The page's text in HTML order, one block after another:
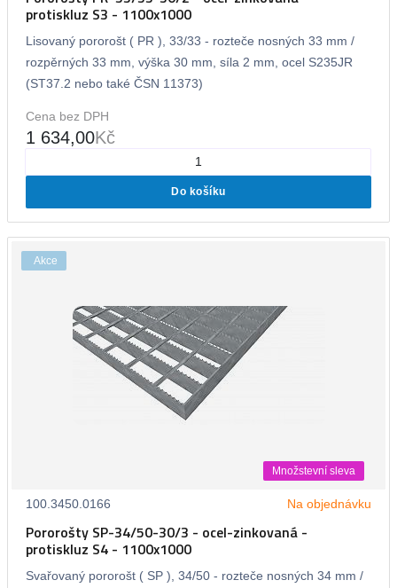
protiskluz S3 - 1100x1000
Lisovaný pororošt ( PR ), 33/33 - rozteče nosných 33 mm /
rozpěrných 33 mm, výška 30 mm, síla 2 mm, ocel S235JR
(ST37.2 nebo také ČSN 11373)
Cena bez DPH
1 634,00Kč
Do košíku
Akce
Množstevní sleva
100.3450.0166 Na objednávku
Pororošty SP-34/50-30/3 - ocel-zinkovaná -
protiskluz S4 - 1100x1000
Svařovaný pororošt ( SP ), 34/50 - rozteče nosných 34 mm /